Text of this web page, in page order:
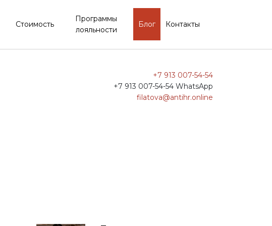
Стоимость
Программы
лояльности
Блог Контакты
+7 913 007-54-54
+7 913 007-54-54 WhatsApp
filatova@antihr.online